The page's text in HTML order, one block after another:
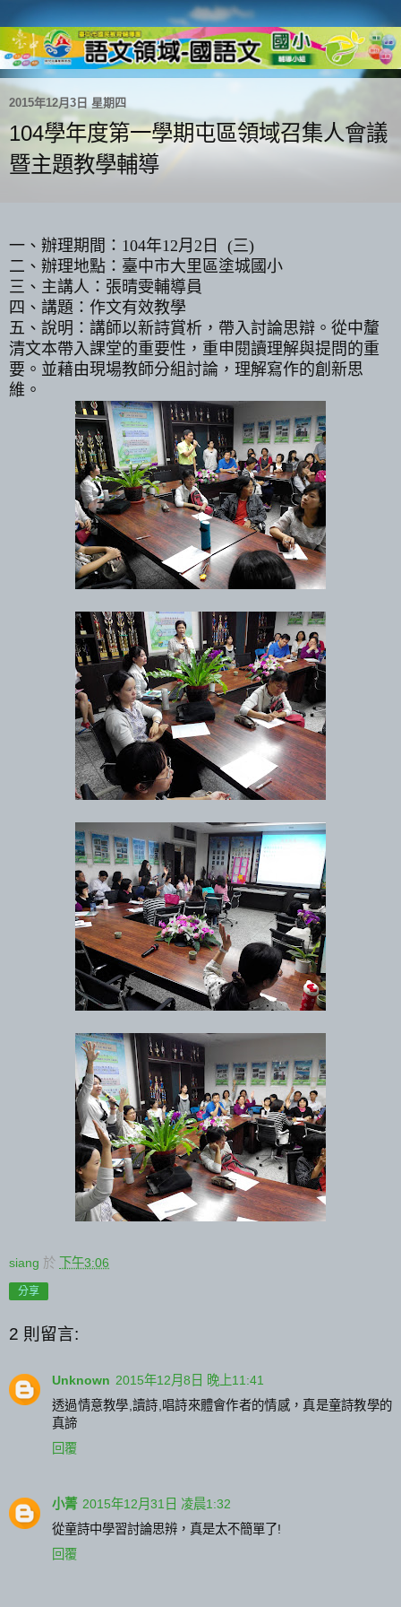
2015年12月3日 星期四
104學年度第一學期屯區領域召集人會議
暨主題教學輔導
一、辦理期間： 104年12月 2 日 (三)
二、辦理地點：臺中市大里區塗城國小
三、主講人：張晴雯輔導員
四、講題：作文有效教學
五、說明：講師以新詩賞析，帶入討論思辯。從中釐
清文本帶入課堂的重要性，重申閱讀理解與提問的重
要。並藉由現場教師分組討論，理解寫作的創新思
維。
siang 於 下午3:06
分享
2 則留言:
Unknown 2015年12月8日 晚上11:41
透過情意教學,讀詩,唱詩來體會作者的情感，真是童詩教學的
真諦
回覆
小菁 2015年12月31日 凌晨1:32
從童詩中學習討論思辨，真是太不簡單了!
回覆